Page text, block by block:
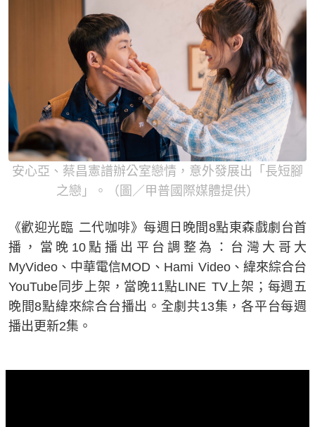
安心亞、蔡昌憲譜辦公室戀情，意外發展出「長短腳
之戀」。（圖／甲普國際媒體提供）
《歡迎光臨 二代咖啡》每週日晚間8點東森戲劇台首
播，當晚10點播出平台調整為：台灣大哥大
MyVideo、中華電信MOD、Hami Video、緯來綜合台
YouTube同步上架，當晚11點LINE TV上架；每週五
晚間8點緯來綜合台播出。全劇共13集，各平台每週
播出更新2集。